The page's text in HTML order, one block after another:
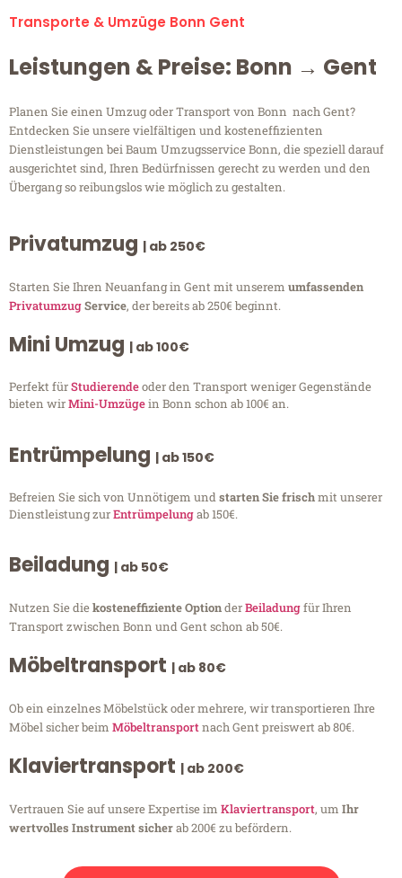
Transporte & Umzüge Bonn Gent
Leistungen & Preise: Bonn → Gent
Planen Sie einen Umzug oder Transport von Bonn nach Gent?
Entdecken Sie unsere vielfältigen und kosteneffizienten
Dienstleistungen bei Baum Umzugsservice Bonn, die speziell darauf
ausgerichtet sind, Ihren Bedürfnissen gerecht zu werden und den
Übergang so reibungslos wie möglich zu gestalten.
Privatumzug | ab 250€
Starten Sie Ihren Neuanfang in Gent mit unserem umfassenden
PrivatumzugService, der bereits ab 250€ beginnt.
Mini Umzug | ab 100€
Perfekt fürStudierendeoder den Transport weniger Gegenstände
bieten wirMini-Umzügein Bonn schon ab 100€ an.
Entrümpelung | ab 150€
Befreien Sie sich von Unnötigem undstarten Sie frischmit unserer
Dienstleistung zurEntrümpelungab 150€.
Beiladung | ab 50€
Nutzen Sie diekosteneffiziente OptionderBeiladungfür Ihren
Transport zwischen Bonn und Gent schon ab 50€.
Möbeltransport | ab 80€
Ob ein einzelnes Möbelstück oder mehrere, wir transportieren Ihre
Möbel sicher beim Möbeltransportnach Gent preiswert ab 80€.
Klaviertransport | ab 200€
Vertrauen Sie auf unsere Expertise im Klaviertransport, um Ihr
wertvolles Instrument sicherab 200€ zu befördern.